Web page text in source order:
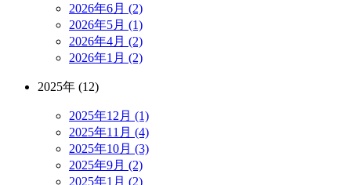
2026年6月 (2)
2026年5月 (1)
2026年4月 (2)
2026年1月 (2)
2025年 (12)
2025年12月 (1)
2025年11月 (4)
2025年10月 (3)
2025年9月 (2)
2025年1月 (2)